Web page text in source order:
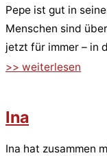
Pepe ist gut in
Menschen sind
jetzt für immer – in
>> weiterlesen
Ina
Ina hat zusammen